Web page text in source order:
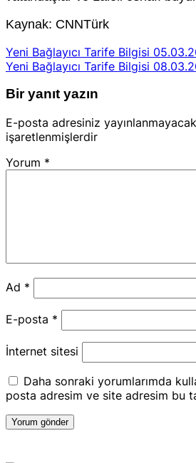
Kaynak: CNNTürk
Yeni Bağlayıcı Tarife Bilgisi
Yeni Bağlayıcı Tarife Bilgisi
Bir yanıt yazın
E-posta adresiniz
işaretlenmişlerdir
Yorum *
Ad *
E-posta *
İnternet sitesi
Daha sonraki yorumlarımda
posta adresim ve site adresim bu